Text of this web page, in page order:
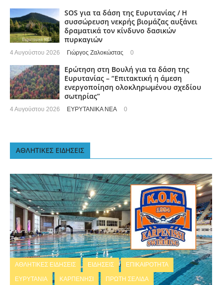
SOS για τα δάση της Ευρυτανίας / Η
συσσώρευση νεκρής βιομάζας αυξάνει
δραματικά τον κίνδυνο δασικών
πυρκαγιών
4 Αυγούστου 2026 Γιώργος Ζαλοκώστας 0
Ερώτηση στη Βουλή για τα δάση της
Ευρυτανίας – “Eπιτακτική η άμεση
ενεργοποίηση ολοκληρωμένου σχεδίου
σωτηρίας”
4 Αυγούστου 2026 ΕΥΡΥΤΑΝΙΚΑ ΝΕΑ 0
ΑΘΛΗΤΙΚΕΣ ΕΙΔΗΣΕΙΣ
ΑΘΛΗΤΙΚΕΣ ΕΙΔΗΣΕΙΣ ΕΙΔΗΣΕΙΣ ΕΠΙΚΑΙΡΟΤΗΤΑ
ΕΥΡΥΤΑΝΙΑ ΚΑΡΠΕΝΗΣΙ ΠΡΩΤΗ ΣΕΛΙΔΑ